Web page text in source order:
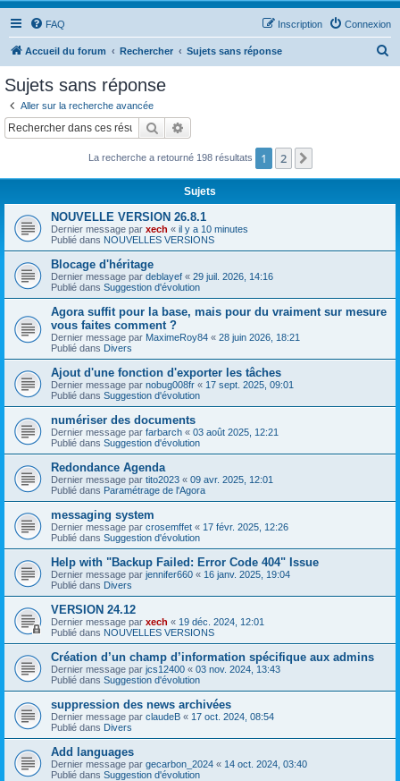
FAQ Connexion
Inscription
Accueil du forum Rechercher Sujets sans réponse
c
Sujets sans réponse
Aller sur la recherche avancée
Rechercher
La recherche a retourné 198 résultats 1 2
Sujets
NOUVELLE VERSION 26.8.1
Dernier message par xech « il y a 10 minutes
Publié dans NOUVELLES VERSIONS
Blocage d'héritage
Dernier message par deblayef « 29 juil. 2026, 14:16
Publié dans Suggestion d'évolution
Agora suffit pour la base, mais pour du vraiment sur mesure
vous faites comment ?
Dernier message par MaximeRoy84 « 28 juin 2026, 18:21
Publié dans Divers
Ajout d'une fonction d'exporter les tâches
Dernier message par nobug008fr « 17 sept. 2025, 09:01
Publié dans Suggestion d'évolution
numériser des documents
Dernier message par farbarch « 03 août 2025, 12:21
Publié dans Suggestion d'évolution
Redondance Agenda
Dernier message par tito2023 « 09 avr. 2025, 12:01
Publié dans Paramétrage de l'Agora
messaging system
Dernier message par crosemffet « 17 févr. 2025, 12:26
Publié dans Suggestion d'évolution
Help with "Backup Failed: Error Code 404" Issue
Dernier message par jennifer660 « 16 janv. 2025, 19:04
Publié dans Divers
VERSION 24.12
Dernier message par xech « 19 déc. 2024, 12:01
Publié dans NOUVELLES VERSIONS
Création d’un champ d’information spécifique aux admins
Dernier message par jcs12400 « 03 nov. 2024, 13:43
Publié dans Suggestion d'évolution
suppression des news archivées
Dernier message par claudeB « 17 oct. 2024, 08:54
Publié dans Divers
Add languages
Dernier message par gecarbon_2024 « 14 oct. 2024, 03:40
Publié dans Suggestion d'évolution